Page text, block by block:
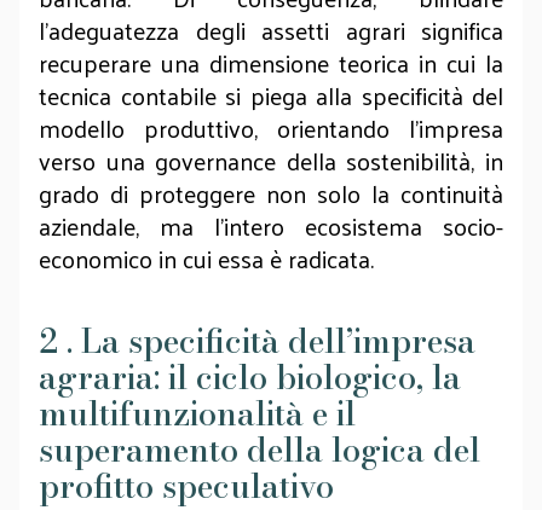
l'adeguatezza degli assetti agrari significa
recuperare una dimensione teorica in cui la
tecnica contabile si piega alla specificità del
modello produttivo, orientando l'impresa
verso una governance della sostenibilità, in
grado di proteggere non solo la continuità
aziendale, ma l'intero ecosistema socio-
economico in cui essa è radicata.
2 . La specificità dell’impresa
agraria: il ciclo biologico, la
multifunzionalità e il
superamento della logica del
profitto speculativo